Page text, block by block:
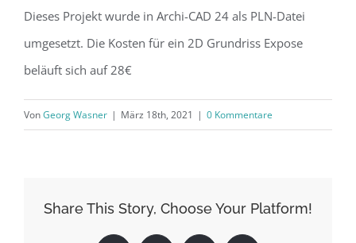
Dieses Projekt wurde in Archi-CAD 24 als PLN-Datei
umgesetzt. Die Kosten für ein 2D Grundriss Expose
beläuft sich auf 28€
VonGeorg Wasner | März 18th, 2021 | 0 Kommentare
Share This Story, Choose Your Platform!